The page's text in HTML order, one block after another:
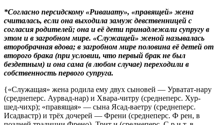
*Согласно персидскому «Риваиату», «правящей» жена
считалась, если она выходила замуж девственницей с
согласия родителей; она и её дети принадлежали супругу в
этом и в загробном мире. «Служащей» женой называлась
второбрачная вдова; в загробном мире половина её детей от
второго брака (при условии, что первый брак не был
бездетным) и она сама (в любом случае) переходили в
собственность первого супруга.
{«Служащая» жена родила ему двух сыновей — Урватат-нару
(среднеперс. Аурвад-нар) и Хвара-читру (среднеперс. Хур-
шед-чихр); «правящая» — сына Ясад-ваетру (среднеперс.
Исадвастр) и трёх дочерей — Френи (среднеперс. Ф рен, в